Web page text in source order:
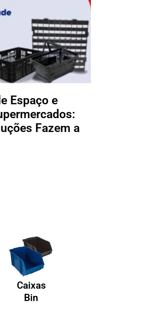
Espaço e
Fazem a
Caixas
Bin